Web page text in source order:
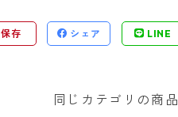
保存 シェア LINE
同じカテゴリの商品